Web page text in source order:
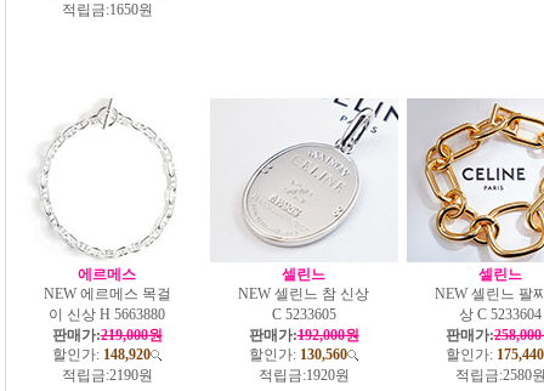
적립금:1650원
에르메스
NEW 에르메스 목걸
이 신상 H 5663880
판매가:219,000원
할인가: 148,920
적립금:2190원
셀린느
NEW 셀린느 참 신상
C 5233605
판매가:192,000원
할인가: 130,560
적립금:1920원
셀린느
NEW 셀린느 팔
상 C 5233604
판매가:
할인가: 175,440
적립금:2580